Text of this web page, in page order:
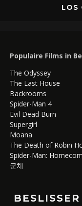
LOS
Populaire Films in
The Odyssey
The Last House
Backrooms
Spider-Man 4
Evil Dead Burn
Supergirl
Moana
The Death of Robin
Spider-Man:
군체